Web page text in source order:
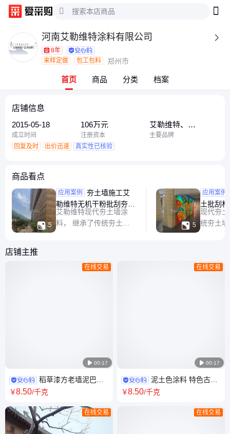
河南艾勒维特涂料有限公司 
8年
来样定做
包工包料 郑州市
首页 商品 分类 档案
店铺信息
2015-05-18
成立时间
106万元
注册资本
艾勒维特、
161930、艾勒问题
主要品牌
回复及时
出价迅速 真实性已核验
商品看点
 5
应用案例
勒维特无机干粉批刮夯土
材料内外墙可用
艾勒维特现代夯土墙涂
料， 继承了传统夯土墙
开裂和变形。
 5
应用案例
土批刮
公分
现代夯
统夯土
用，不
店铺主推
 00:17
在线交易
稻草漆方老墙泥巴效
果艾勒维特田园风艺术涂料可
￥8.50/千克
在线交易
 00:17
在线交易
泥土色涂料 特色古镇
稻草漆修建 艾勒维特外墙耐水
￥8.50/千克
在线交易